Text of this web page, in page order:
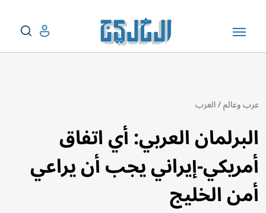
عرب وعالم/العرب
البرلمان العربي: أي اتفاق
أمريكي-إيراني يجب أن يراعي
أمن الخليج